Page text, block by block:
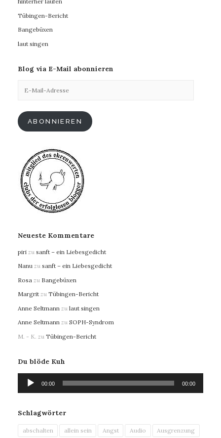
Tübingen-Bericht
Bangebüxen
laut singen
Blog via E-Mail abonnieren
Mail-
ABONNIEREN
Neueste Kommentare
piri zu sanft – ein Liebesgedicht
Nanu zu sanft – ein Liebesgedicht
Rosa zu Bangebüxen
Margrit zu Tübingen-Bericht
Anne Seltmann zu laut singen
Anne Seltmann zu SOPH-Syndrom
M. - K. zu Tübingen-Bericht
Du blöde Kuh
Audio-
Player
00:00 00:00
Schlagwörter
abschalten allein sein Angst Audio Ausgrenzung